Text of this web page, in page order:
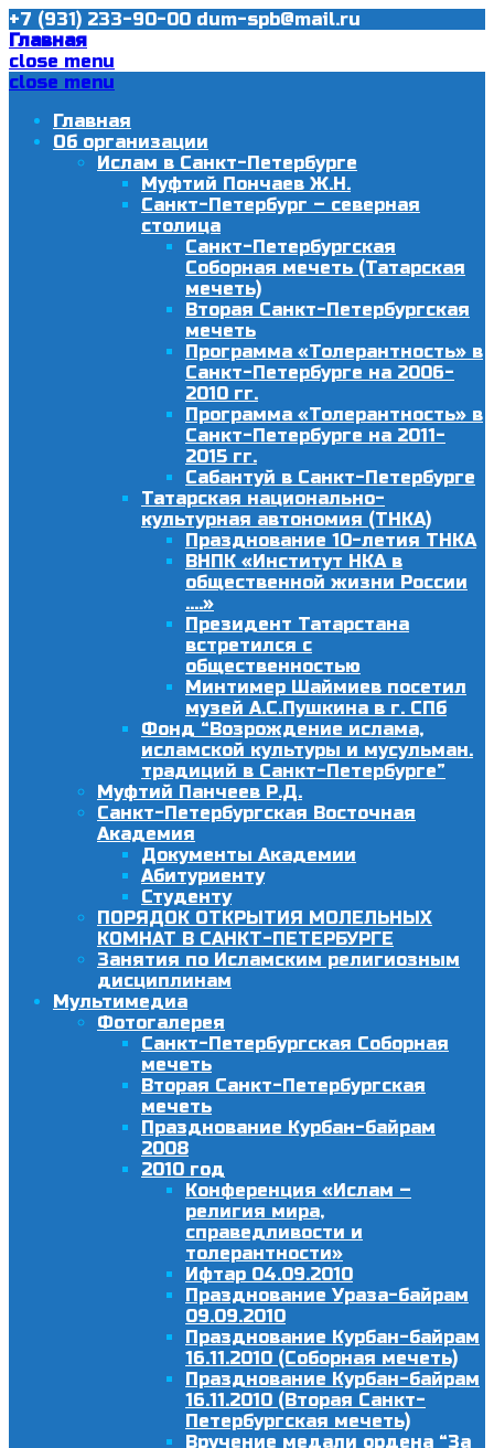
+7 (931) 233-90-00 dum-spb@mail.ru
Главная
close menu
close menu
Главная
Об организации
Ислам в Санкт-Петербурге
Муфтий Пончаев Ж.Н.
Санкт-Петербург – северная
столица
Санкт-Петербургская
Соборная мечеть (Татарская
мечеть)
Вторая Санкт-Петербургская
мечеть
Программа «Толерантность» в
Санкт-Петербурге на 2006-
2010 гг.
Программа «Толерантность» в
Санкт-Петербурге на 2011-
2015 гг.
Сабантуй в Санкт-Петербурге
Татарская национально-
культурная автономия (ТНКА)
Празднование 10-летия ТНКА
ВНПК «Институт НКА в
общественной жизни России
….»
Президент Татарстана
встретился с
общественностью
Минтимер Шаймиев посетил
музей А.С.Пушкина в г. СПб
Фонд “Возрождение ислама,
исламской культуры и мусульман.
традиций в Санкт-Петербурге”
Муфтий Панчеев Р.Д.
Санкт-Петербургская Восточная
Академия
Документы Академии
Абитуриенту
Студенту
ПОРЯДОК ОТКРЫТИЯ МОЛЕЛЬНЫХ
КОМНАТ В САНКТ-ПЕТЕРБУРГЕ
Занятия по Исламским религиозным
дисциплинам
Мультимедиа
Фотогалерея
Санкт-Петербургская Соборная
мечеть
Вторая Санкт-Петербургская
мечеть
Празднование Курбан-байрам
2008
2010 год
Конференция «Ислам –
религия мира,
справедливости и
толерантности»
Ифтар 04.09.2010
Празднование Ураза-байрам
09.09.2010
Празднование Курбан-байрам
16.11.2010 (Соборная мечеть)
Празднование Курбан-байрам
16.11.2010 (Вторая Санкт-
Петербургская мечеть)
Вручение медали ордена “За